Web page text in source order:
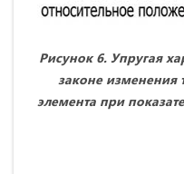
Рисунок 6. Упругая
законе изменения
элемента при